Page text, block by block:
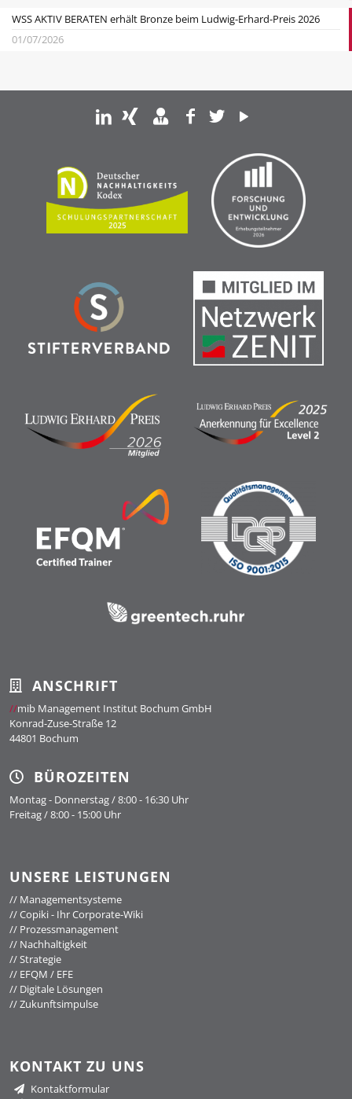
WSS AKTIV BERATEN erhält Bronze beim Ludwig-Erhard-Preis 2026
01/07/2026
ANSCHRIFT
//mib Management Institut Bochum GmbH
Konrad-Zuse-Straße 12
44801 Bochum
BÜROZEITEN
Montag - Donnerstag / 8:00 - 16:30 Uhr
Freitag / 8:00 - 15:00 Uhr
UNSERE LEISTUNGEN
// Managementsysteme
//Copiki - Ihr Corporate-Wiki
// Prozessmanagement
// Nachhaltigkeit
//Strategie
// EFQM / EFE
// Digitale Lösungen
//Zukunftsimpulse
KONTAKT ZU UNS
Kontaktformular